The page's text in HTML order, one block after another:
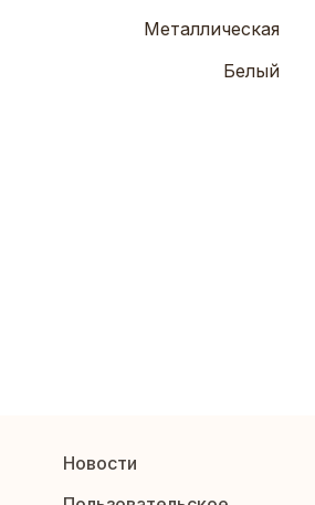
Металлическая
Белый
Новости